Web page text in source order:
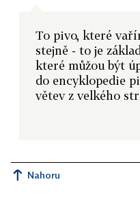
To pivo, které
stejně - to je
které můžou být
do encyklopedie
větev z velkého
Nahoru